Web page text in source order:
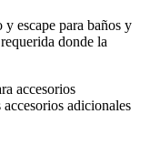
escape para baños y
donde la
accesorios
adicionales